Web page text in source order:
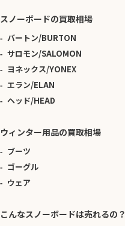
スノーボードの買取相場
バートン/BURTON
サロモン/SALOMON
ヨネックス/YONEX
エラン/ELAN
ヘッド/HEAD
ウィンター用品の買取相場
ブーツ
ゴーグル
ウェア
こんなスノーボードは売れるの